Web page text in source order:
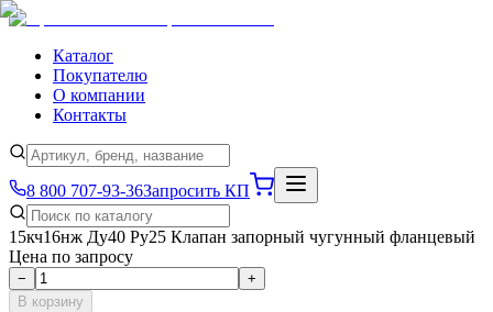
Каталог
Покупателю
О компании
Контакты
8 800 707-93-36Запросить КП
15кч16нж Ду40 Ру25 Клапан запорный чугунный фланцевый
Цена по запросу
−
+
В корзину